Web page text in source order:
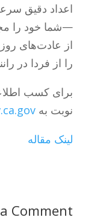
اعداد دقیق
—شما خود را
از عادت‌های
را از فردا در
برای کسب
نوبت به
لینک مقاله
Comment